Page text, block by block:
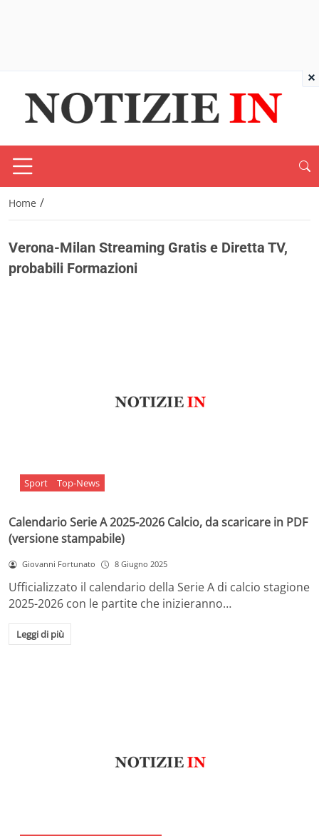
Home /
Verona-Milan Streaming Gratis e Diretta TV,
probabili Formazioni
Sport Top-News
Calendario Serie A 2025-2026 Calcio, da scaricare in PDF
(versione stampabile)
Giovanni Fortunato 8 Giugno 2025
Ufficializzato il calendario della Serie A di calcio stagione
2025-2026 con le partite che inizieranno…
Leggi di più
×